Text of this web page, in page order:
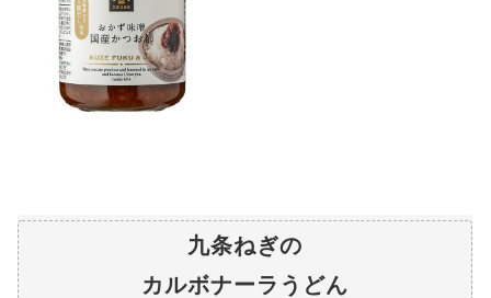
九条ねぎの
カルボナーラうどん